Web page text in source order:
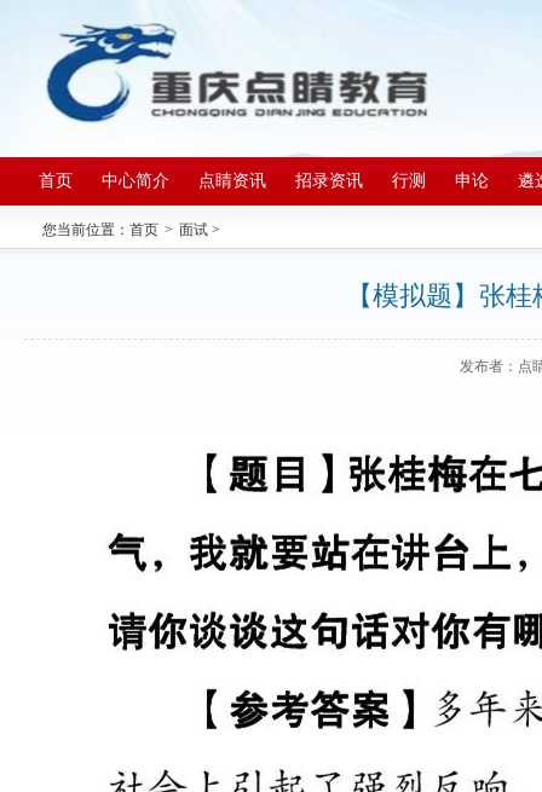
首页 中心简介 点睛资讯 招录资讯 行测 申论 遴
您当前位置： 首页 > 面试 >
【模拟题】张
发布者：点